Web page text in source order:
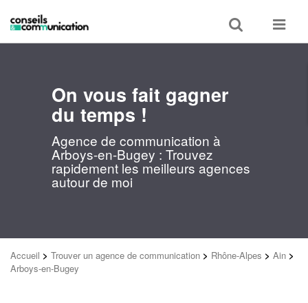
Toggle
search
Toggle
On vous fait gagner
du temps !
Agence de communication à
Arboys-en-Bugey : Trouvez
rapidement les meilleurs agences
autour de moi
Accueil > Trouver un agence de communication > Rhône-Alpes > Ain >
Arboys-en-Bugey